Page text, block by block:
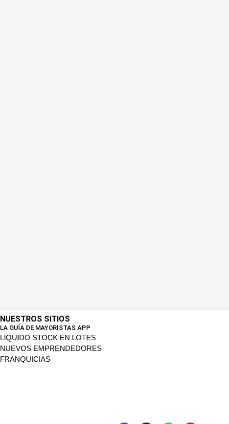
NUESTROS SITIOS
LA GUÍA DE MAYORISTAS APP
LIQUIDO STOCK EN LOTES
NUEVOS EMPRENDEDORES
FRANQUICIAS